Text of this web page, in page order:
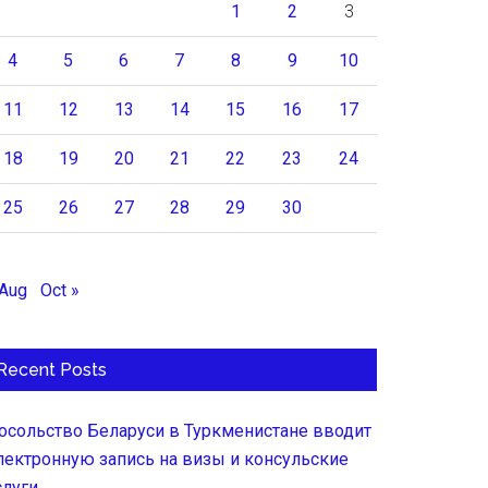
1 2 3
4 5 6 7 8 9 10
11 12 13 14 15 16 17
18 19 20 21 22 23 24
25 26 27 28 29 30
Oct »
Posts
Беларуси в Туркменистане вводит
запись на визы и консульские